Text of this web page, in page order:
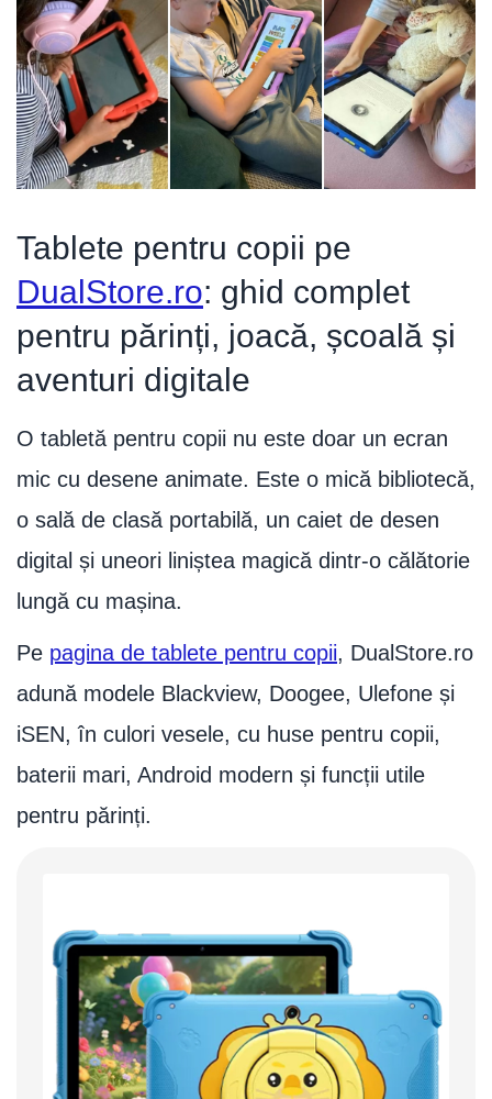
Telefoane mobile Cubot
Telefoane mobile Blackview
Telefoane mobile OSCAL
Telefoane mobile Fossibot
Telefoane mobile Lagenio
Telefoane mobile Samsung
Telefoane mobile F150
Telefoane mobile HUAWEI
Telefoane mobile iHunt
Telefoane mobile Xiaomi
Telefoane mobile AGM
Telefoane mobile Realme
Telefoane mobile ZTE Nubia
Telefoane mobile ALTE BRANDURI
Tablete pentru copii pe
DualStore.ro: ghid complet
pentru părinți, joacă, școală și
aventuri digitale
O tabletă pentru copii nu este doar un ecran
mic cu desene animate. Este o mică bibliotecă,
o sală de clasă portabilă, un caiet de desen
digital și uneori liniștea magică dintr-o călătorie
lungă cu mașina.
Pe pagina de tablete pentru copii, DualStore.ro
adună modele Blackview, Doogee, Ulefone și
iSEN, în culori vesele, cu huse pentru copii,
baterii mari, Android modern și funcții utile
pentru părinți.